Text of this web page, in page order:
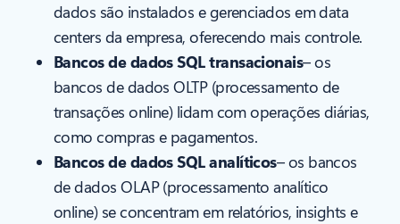
dados são instalados e gerenciados em data
centers da empresa, oferecendo mais controle.
Bancos de dados SQL transacionais– os
bancos de dados OLTP (processamento de
transações online) lidam com operações diárias,
como compras e pagamentos.
Bancos de dados SQL analíticos– os bancos
de dados OLAP (processamento analítico
online) se concentram em relatórios, insights e